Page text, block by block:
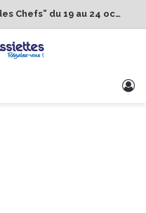
1er Édition de “La Semaine des Chefs” du 19 au 24 octobre 2026